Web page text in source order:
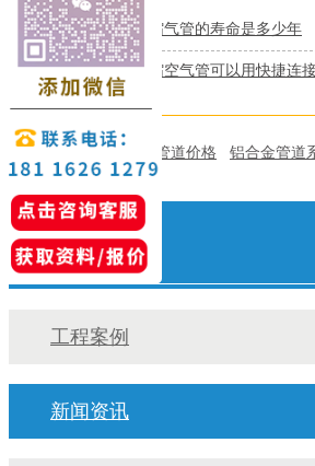
上一条 压缩气管的寿命是多少年
下一条 压缩空气管可以用快捷连
本文标签： 压缩空气管道价格 铝合金管道
工程案例
新闻资讯